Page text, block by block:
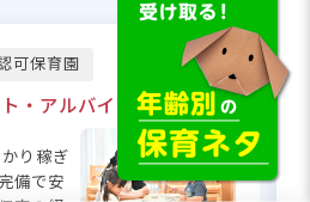
に合う求人の
で育て
で体験
の喜び
ます。
里2-30-4
東北線、京成本線「日暮
可保育園
・アルバイト求人
り稼ぎ
備で安